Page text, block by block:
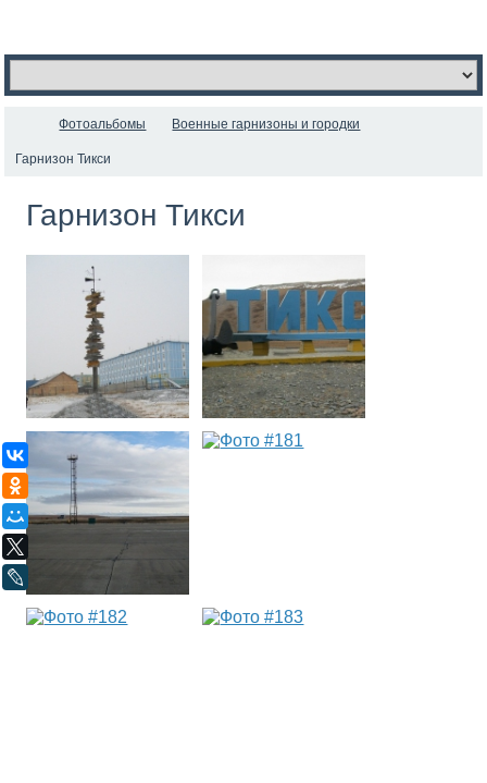
ВКонтакте
Одноклассники
Мой Мир
LiveJournal
Фотоальбомы Военные гарнизоны и городки
Гарнизон Тикси
Гарнизон Тикси